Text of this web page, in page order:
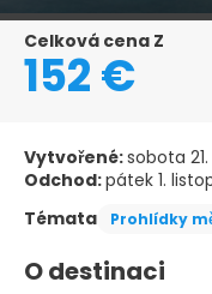
Celková cena Z
152 €
Vytvořené:sobota
Odchod:pátek 1.
Témata
Prohlídky
O destinaci